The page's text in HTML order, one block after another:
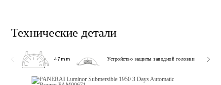
Технические детали
47mm Устройство защиты заводной головки